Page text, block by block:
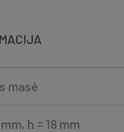
masė
h = 18 mm